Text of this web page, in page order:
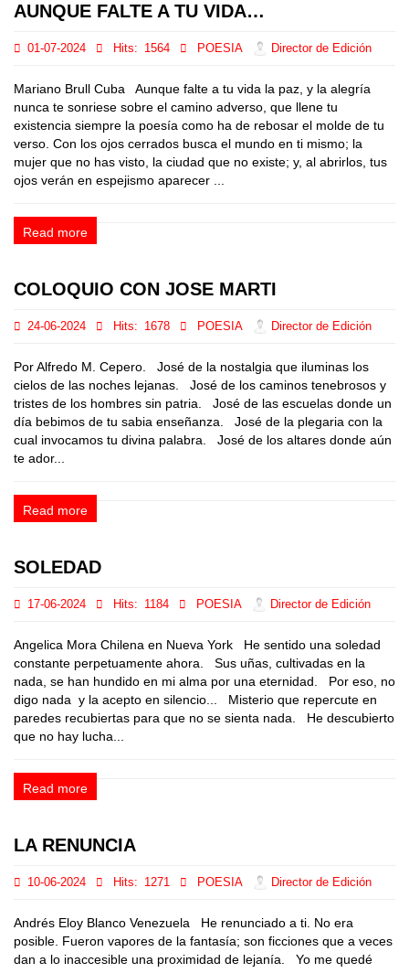
AUNQUE FALTE A TU VIDA…
01-07-2024 Hits: 1564 POESIA Director de Edición
Mariano Brull Cuba Aunque falte a tu vida la paz, y la alegría
nunca te sonriese sobre el camino adverso, que llene tu
existencia siempre la poesía como ha de rebosar el molde de tu
verso. Con los ojos cerrados busca el mundo en ti mismo; la
mujer que no has visto, la ciudad que no existe; y, al abrirlos, tus
ojos verán en espejismo aparecer ...
Read more
COLOQUIO CON JOSE MARTI
24-06-2024 Hits: 1678 POESIA Director de Edición
Por Alfredo M. Cepero. José de la nostalgia que iluminas los
cielos de las noches lejanas. José de los caminos tenebrosos y
tristes de los hombres sin patria. José de las escuelas donde un
día bebimos de tu sabia enseñanza. José de la plegaria con la
cual invocamos tu divina palabra. José de los altares donde aún
te ador...
Read more
SOLEDAD
17-06-2024 Hits: 1184 POESIA Director de Edición
Angelica Mora Chilena en Nueva York He sentido una soledad
constante perpetuamente ahora. Sus uñas, cultivadas en la
nada, se han hundido en mi alma por una eternidad. Por eso, no
digo nada y la acepto en silencio... Misterio que repercute en
paredes recubiertas para que no se sienta nada. He descubierto
que no hay lucha...
Read more
LA RENUNCIA
10-06-2024 Hits: 1271 POESIA Director de Edición
Andrés Eloy Blanco Venezuela He renunciado a ti. No era
posible. Fueron vapores de la fantasía; son ficciones que a veces
dan a lo inaccesible una proximidad de lejanía. Yo me quedé